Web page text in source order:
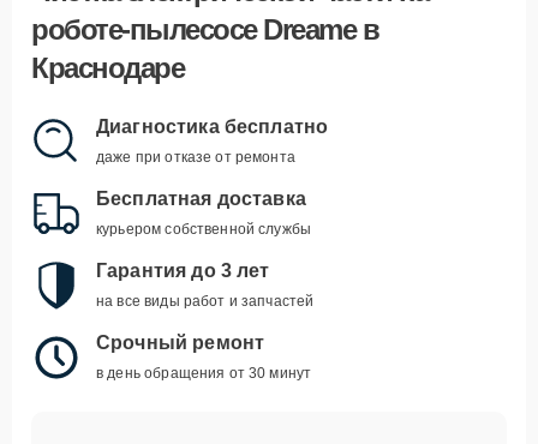
роботе-пылесосе Dreame в
Краснодаре
Диагностика бесплатно
даже при отказе от ремонта
Бесплатная доставка
курьером собственной службы
Гарантия до 3 лет
на все виды работ и запчастей
Срочный ремонт
в день обращения от 30 минут